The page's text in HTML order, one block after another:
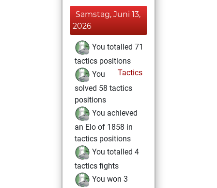
Samstag, Juni 13,
2026
You totalled 71
tactics positions
Tactics
You
solved 58 tactics
positions
You achieved
an Elo of 1858 in
tactics positions
You totalled 4
tactics fights
You won 3